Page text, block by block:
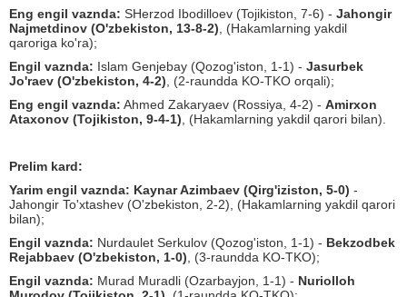
Eng engil vaznda: SHerzod Ibodilloev (Tojikiston, 7-6) - Jahongir
Najmetdinov (O'zbekiston, 13-8-2) , (Hakamlarning yakdil
qaroriga ko'ra);
Engil vaznda: Islam Genjebay (Qozog'iston, 1-1) - Jasurbek
Jo'raev (O'zbekiston, 4-2) , (2-raundda KO-TKO orqali);
Eng engil vaznda: Ahmed Zakaryaev (Rossiya, 4-2) - Amirxon
Ataxonov (Tojikiston, 9-4-1) , (Hakamlarning yakdil qarori bilan).
Prelim kard:
Yarim engil vaznda: Kaynar Azimbaev (Qirg'iziston, 5-0) -
Jahongir To'xtashev (O'zbekiston, 2-2), (Hakamlarning yakdil qarori
bilan);
Engil vaznda: Nurdaulet Serkulov (Qozog'iston, 1-1) - Bekzodbek
Rejabbaev (O'zbekiston, 1-0) , (3-raundda KO-TKO);
Engil vaznda: Murad Muradli (Ozarbayjon, 1-1) - Nuriolloh